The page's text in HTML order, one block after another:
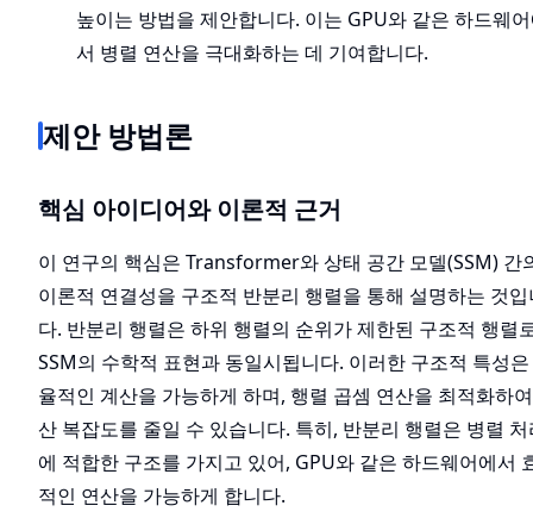
높이는 방법을 제안합니다. 이는 GPU와 같은 하드웨
서 병렬 연산을 극대화하는 데 기여합니다.
제안 방법론
핵심 아이디어와 이론적 근거
이 연구의 핵심은 Transformer와 상태 공간 모델(SSM) 간
이론적 연결성을 구조적 반분리 행렬을 통해 설명하는 것입
다. 반분리 행렬은 하위 행렬의 순위가 제한된 구조적 행렬
SSM의 수학적 표현과 동일시됩니다. 이러한 구조적 특성
율적인 계산을 가능하게 하며, 행렬 곱셈 연산을 최적화하
산 복잡도를 줄일 수 있습니다. 특히, 반분리 행렬은 병렬 처
에 적합한 구조를 가지고 있어, GPU와 같은 하드웨어에서
적인 연산을 가능하게 합니다.